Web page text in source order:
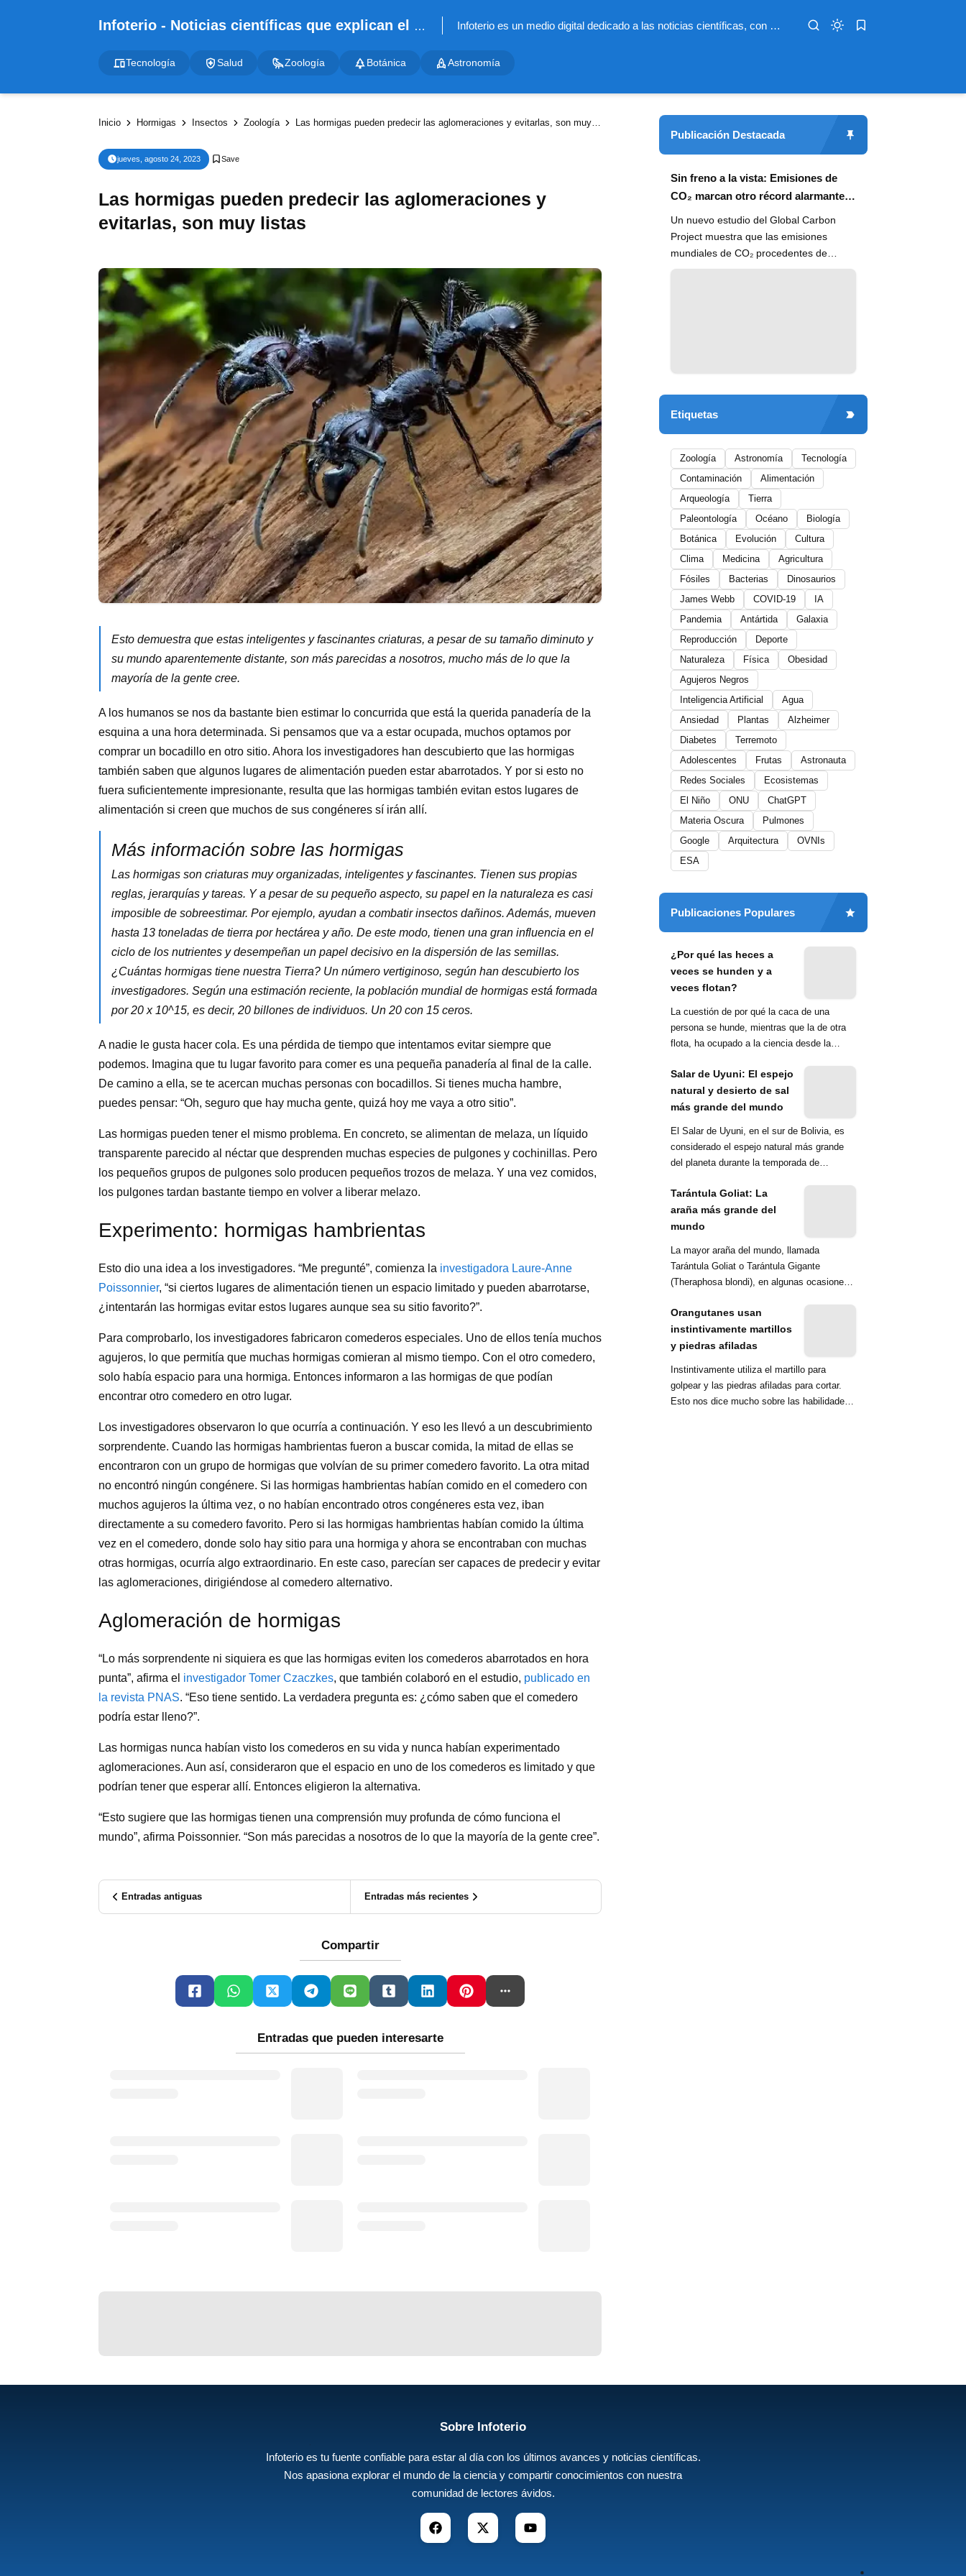
Infoterio - Noticias científicas que explican el mundo Infoterio es un medio digital dedicado a las noticias científicas, con artículos extensos y bien documentados sobre salud, medioambiente, tecnología, espacio, psicología, evolución y más. Nuestro objetivo es hacer accesible el conocimiento científico a lectores de habla hispana en todo el mundo, con información actualizada, fuentes confiables y explicaciones claras que conectan la ciencia con la vida cotidiana.
Tecnología Salud Zoología Botánica Astronomía
Inicio Hormigas Insectos Zoología Las hormigas pueden predecir las aglomeraciones y evitarlas, son muy listas
jueves, agosto 24, 2023
Las hormigas pueden predecir las aglomeraciones y
evitarlas, son muy listas
Esto demuestra que estas inteligentes y fascinantes criaturas, a pesar de su tamaño diminuto y
su mundo aparentemente distante, son más parecidas a nosotros, mucho más de lo que la
mayoría de la gente cree.
A los humanos se nos da bastante bien estimar lo concurrida que está la querida panadería de la
esquina a una hora determinada. Si pensamos que va a estar ocupada, muchos optamos por
comprar un bocadillo en otro sitio. Ahora los investigadores han descubierto que las hormigas
también saben que algunos lugares de alimentación pueden estar abarrotados. Y por si esto no
fuera suficientemente impresionante, resulta que las hormigas también evitan estos lugares de
alimentación si creen que muchos de sus congéneres sí irán allí.
Más información sobre las hormigas
Las hormigas son criaturas muy organizadas, inteligentes y fascinantes. Tienen sus propias
reglas, jerarquías y tareas. Y a pesar de su pequeño aspecto, su papel en la naturaleza es casi
imposible de sobreestimar. Por ejemplo, ayudan a combatir insectos dañinos. Además, mueven
hasta 13 toneladas de tierra por hectárea y año. De este modo, tienen una gran influencia en el
ciclo de los nutrientes y desempeñan un papel decisivo en la dispersión de las semillas.
¿Cuántas hormigas tiene nuestra Tierra? Un número vertiginoso, según han descubierto los
investigadores. Según una estimación reciente, la población mundial de hormigas está formada
por 20 x 10^15, es decir, 20 billones de individuos. Un 20 con 15 ceros.
A nadie le gusta hacer cola. Es una pérdida de tiempo que intentamos evitar siempre que
podemos. Imagina que tu lugar favorito para comer es una pequeña panadería al final de la calle.
De camino a ella, se te acercan muchas personas con bocadillos. Si tienes mucha hambre,
puedes pensar: “Oh, seguro que hay mucha gente, quizá hoy me vaya a otro sitio”.
Las hormigas pueden tener el mismo problema. En concreto, se alimentan de melaza, un líquido
transparente parecido al néctar que desprenden muchas especies de pulgones y cochinillas. Pero
los pequeños grupos de pulgones solo producen pequeños trozos de melaza. Y una vez comidos,
los pulgones tardan bastante tiempo en volver a liberar melazo.
Experimento: hormigas hambrientas
Esto dio una idea a los investigadores. “Me pregunté”, comienza la investigadora Laure-Anne
Poissonnier, “si ciertos lugares de alimentación tienen un espacio limitado y pueden abarrotarse,
¿intentarán las hormigas evitar estos lugares aunque sea su sitio favorito?”.
Para comprobarlo, los investigadores fabricaron comederos especiales. Uno de ellos tenía muchos
agujeros, lo que permitía que muchas hormigas comieran al mismo tiempo. Con el otro comedero,
solo había espacio para una hormiga. Entonces informaron a las hormigas de que podían
encontrar otro comedero en otro lugar.
Los investigadores observaron lo que ocurría a continuación. Y eso les llevó a un descubrimiento
sorprendente. Cuando las hormigas hambrientas fueron a buscar comida, la mitad de ellas se
encontraron con un grupo de hormigas que volvían de su primer comedero favorito. La otra mitad
no encontró ningún congénere. Si las hormigas hambrientas habían comido en el comedero con
muchos agujeros la última vez, o no habían encontrado otros congéneres esta vez, iban
directamente a su comedero favorito. Pero si las hormigas hambrientas habían comido la última
vez en el comedero, donde solo hay sitio para una hormiga y ahora se encontraban con muchas
otras hormigas, ocurría algo extraordinario. En este caso, parecían ser capaces de predecir y evitar
las aglomeraciones, dirigiéndose al comedero alternativo.
Aglomeración de hormigas
“Lo más sorprendente ni siquiera es que las hormigas eviten los comederos abarrotados en hora
punta”, afirma el investigador Tomer Czaczkes, que también colaboró en el estudio, publicado en
la revista PNAS. “Eso tiene sentido. La verdadera pregunta es: ¿cómo saben que el comedero
podría estar lleno?”.
Las hormigas nunca habían visto los comederos en su vida y nunca habían experimentado
aglomeraciones. Aun así, consideraron que el espacio en uno de los comederos es limitado y que
podrían tener que esperar allí. Entonces eligieron la alternativa.
“Esto sugiere que las hormigas tienen una comprensión muy profunda de cómo funciona el
mundo”, afirma Poissonnier. “Son más parecidas a nosotros de lo que la mayoría de la gente cree”.
Entradas antiguas Entradas más recientes
Compartir
Entradas que pueden interesarte
Publicación Destacada
Sin freno a la vista: Emisiones de
CO₂ marcan otro récord alarmante
en 2024
Un nuevo estudio del Global Carbon
Project muestra que las emisiones
mundiales de CO₂ procedentes de
combustibles fósiles han alcanzado un
Etiquetas
Zoología Astronomía
Tecnología
Contaminación
Alimentación
Arqueología
Tierra
Paleontología
Océano
Biología
Botánica
Evolución
Cultura
Clima
Medicina
Agricultura
Fósiles
Bacterias
Dinosaurios
James Webb
COVID-19
IA
Pandemia
Antártida
Galaxia
Reproducción
Deporte
Naturaleza
Física
Obesidad
Agujeros Negros
Inteligencia Artificial
Agua
Ansiedad
Plantas
Alzheimer
Diabetes
Terremoto
Adolescentes
Frutas
Astronauta
Redes Sociales
Ecosistemas
El Niño
ONU
ChatGPT
Materia Oscura
Pulmones
Google
Arquitectura
OVNIs
ESA
Publicaciones Populares
¿Por qué las heces a
veces se hunden y a
veces flotan?
La cuestión de por qué la caca de una
persona se hunde, mientras que la de otra
flota, ha ocupado a la ciencia desde la
Salar de Uyuni: El espejo
natural y desierto de sal
más grande del mundo
El Salar de Uyuni, en el sur de Bolivia, es
considerado el espejo natural más grande
del planeta durante la temporada de
Tarántula Goliat: La
araña más grande del
mundo
La mayor araña del mundo, llamada
Tarántula Goliat o Tarántula Gigante
(Theraphosa blondi), en algunas ocasiones
Orangutanes usan
instintivamente martillos
y piedras afiladas
Instintivamente utiliza el martillo para
golpear y las piedras afiladas para cortar.
Esto nos dice mucho sobre las habilidades
Sobre Infoterio
Infoterio es tu fuente confiable para estar al día con los últimos avances y noticias científicas.
Nos apasiona explorar el mundo de la ciencia y compartir conocimientos con nuestra
comunidad de lectores ávidos.